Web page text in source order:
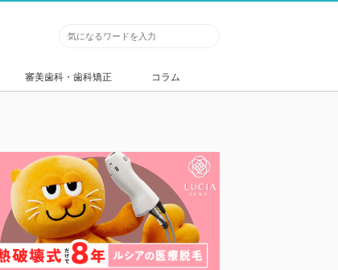
審美歯科・歯科矯正 コラム